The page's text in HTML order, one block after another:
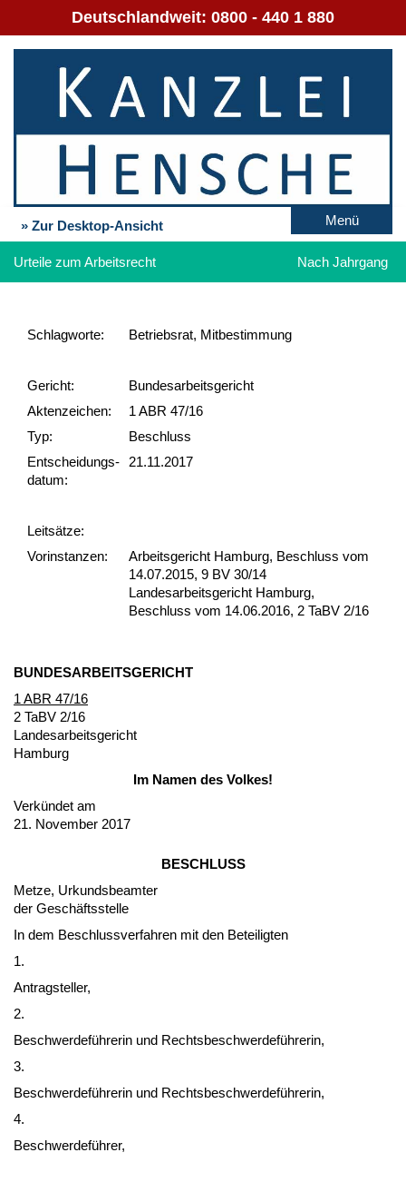
Deutschlandweit: 0800 - 440 1 880
» Zur Desktop-Ansicht Menü
Urteile zum Arbeitsrecht Nach Jahrgang
Schlag­worte: Betriebsrat, Mitbestimmung
Gericht:
Bundesarbeitsgericht
Akten­zeichen:
1 ABR 47/16
Typ:
Beschluss
Ent­scheid­ungs­
datum:
21.11.2017
Leit­sätze:
Vor­ins­tan­zen:
Arbeitsgericht Hamburg, Beschluss vom
14.07.2015, 9 BV 30/14
Landesarbeitsgericht Hamburg,
Beschluss vom 14.06.2016, 2 TaBV 2/16
BUN­DES­AR­BEITS­GERICHT
1 ABR 47/16
2 TaBV 2/16
Lan­des­ar­beits­ge­richt
Ham­burg
Im Na­men des Vol­kes!
Verkündet am
21. No­vem­ber 2017
BESCHLUSS
Met­ze, Ur­kunds­be­am­ter
der Geschäfts­stel­le
In dem Be­schluss­ver­fah­ren mit den Be­tei­lig­ten
1.
An­trag­stel­ler,
2.
Be­schwer­deführe­rin und Rechts­be­schwer­deführe­rin,
3.
Be­schwer­deführe­rin und Rechts­be­schwer­deführe­rin,
4.
Be­schwer­deführer,